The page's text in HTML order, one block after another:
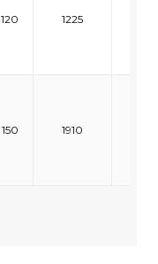
120 1225
150 1910